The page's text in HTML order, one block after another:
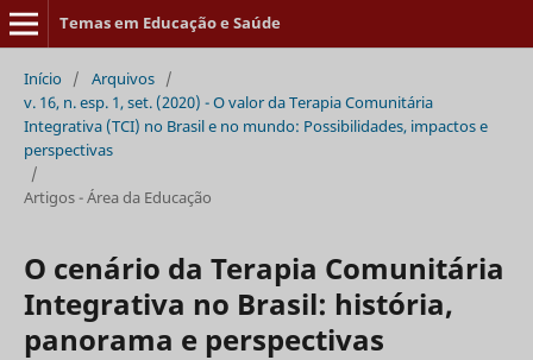
Temas em Educação e Saúde
Início / Arquivos /
v. 16, n. esp. 1, set. (2020) - O valor da Terapia Comunitária
Integrativa (TCI) no Brasil e no mundo: Possibilidades, impactos e
perspectivas
/
Artigos - Área da Educação
O cenário da Terapia Comunitária
Integrativa no Brasil: história,
panorama e perspectivas